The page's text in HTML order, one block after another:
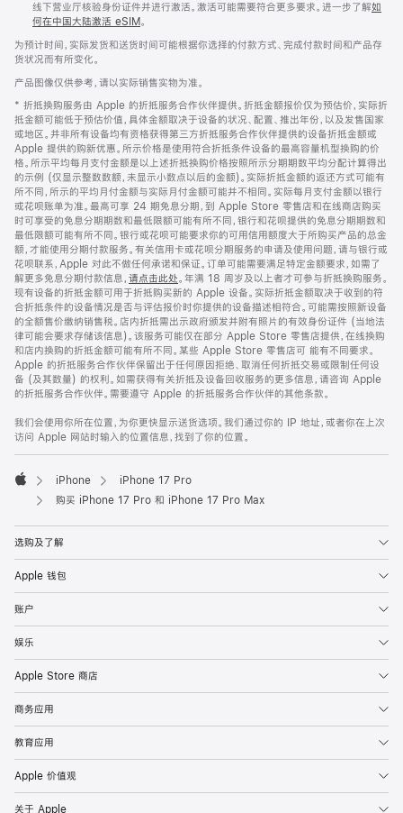
线下营业厅核验身份证件并进行激活。激活可能需要符合更多要求。进一步了解如
何在中国大陆激活 eSIM。
为预计时间，实际发货和送货时间可能根据你选择的付款方式、完成付款时间和产品存
货状况而有所变化。
产品图像仅供参考，请以实际销售实物为准。
* 折抵换购服务由 Apple 的折抵服务合作伙伴提供。折抵金额报价仅为预估价，实际折
抵金额可能低于预估价值，具体金额取决于设备的状况、配置、推出年份，以及发售国家
或地区。并非所有设备均有资格获得第三方折抵服务合作伙伴提供的设备折抵金额或
Apple 提供的购新优惠。所示价格是使用符合折抵条件设备的最高容量机型换购的价
格。所示平均每月支付金额是以上述折抵换购价格按照所示分期期数平均分配计算得出
的示例 (仅显示整数数额，未显示小数点以后的金额)。实际折抵金额的返还方式可能有
所不同，所示的平均月付金额与实际月付金额可能并不相同。实际每月支付金额以银行
或花呗账单为准。最高可享 24 期免息分期，到 Apple Store 零售店和在线商店购买
时可享受的免息分期期数和最低限额可能有所不同，银行和花呗提供的免息分期期数和
最低限额可能有所不同。银行或花呗可能要求你的可用信用额度大于所购买产品的总金
额，才能使用分期付款服务。有关信用卡或花呗分期服务的申请及使用问题，请与银行或
花呗联系，Apple 对此不做任何承诺和保证。订单可能需要满足特定金额要求，如需了
解更多免息分期付款信息， 请点击此处。年满 18 周岁及以上者才可参与折抵换购服务。
现有设备的折抵金额可用于折抵购买新的 Apple 设备。实际折抵金额取决于收到的符
合折抵条件的设备情况是否与评估报价时你提供的设备描述相符合。可能需按照新设备
的全额售价缴纳销售税。店内折抵需出示政府颁发并附有照片的有效身份证件 (当地法
律可能会要求存储该信息)。该服务可能仅在部分 Apple Store 零售店提供，在线换购
和店内换购的折抵金额可能有所不同。某些 Apple Store 零售店可 能有不同要求。
Apple 的折抵服务合作伙伴保留出于任何原因拒绝、取消任何折抵交易或限制任何设
备 (及其数量) 的权利。如需获得有关折抵及设备回收服务的更多信息，请咨询 Apple
的折抵服务合作伙伴。需要遵守 Apple 的折抵服务合作伙伴的其他条款。
我们会使用你所在位置，为你更快显示送货选项。我们通过你的 IP 地址，或者你在上次
访问 Apple 网站时输入的位置信息，找到了你的位置。
Apple
iPhone
iPhone 17 Pro
购买 iPhone 17 Pro 和 iPhone 17 Pro Max
选购及了解
Apple 钱包
账户
娱乐
Apple Store 商店
商务应用
教育应用
Apple 价值观
关于 Apple